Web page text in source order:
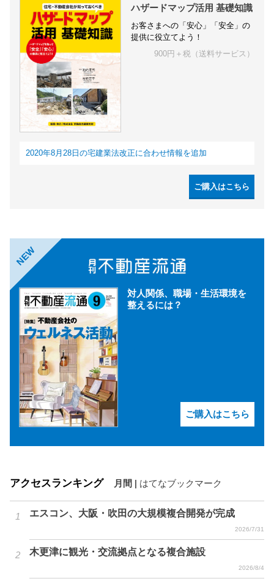
ハザードマップ活用 基礎知識
お客さまへの「安心」「安全」の
提供に役立てよう！
900円＋税（送料サービス）
2020年8月28日の宅建業法改正に合わせ情報を追加
ご購入はこちら
NEW
対人関係、職場・生活環境を
整えるには？
ご購入はこちら
アクセスランキング 月間 はてなブックマーク
エスコン、大阪・吹田の大規模複合開発が完成
2026/7/31
木更津に観光・交流拠点となる複合施設
2026/8/4